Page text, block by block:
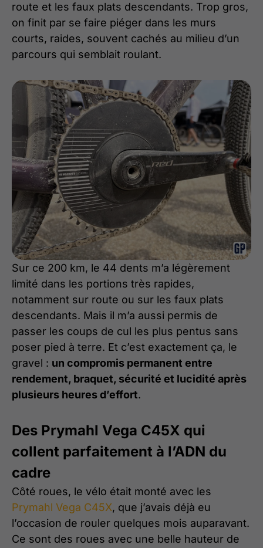
route et les faux plats descendants. Trop gros,
on finit par se faire piéger dans les murs
courts, raides, souvent cachés au milieu d’un
parcours qui semblait roulant.
Sur ce 200 km, le 44 dents m’a légèrement
limité dans les portions très rapides,
notamment sur route ou sur les faux plats
descendants. Mais il m’a aussi permis de
passer les coups de cul les plus pentus sans
poser pied à terre. Et c’est exactement ça, le
gravel : un compromis permanent entre
rendement, braquet, sécurité et lucidité après
plusieurs heures d’effort.
Des Prymahl Vega C45X qui
collent parfaitement à l’ADN du
cadre
Côté roues, le vélo était monté avec les
Prymahl Vega C45X, que j’avais déjà eu
l’occasion de rouler quelques mois auparavant.
Ce sont des roues avec une belle hauteur de